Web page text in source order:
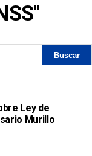
Ley de
Murillo